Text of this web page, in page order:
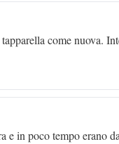
come nuova.
e in poco tempo erano